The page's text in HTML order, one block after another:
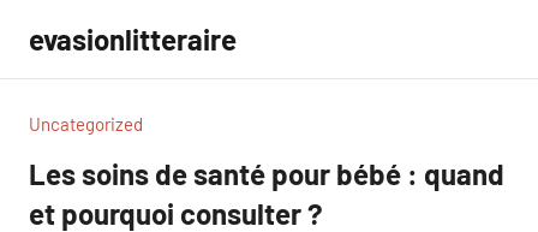
contenu
evasionlitteraire
Uncategorized
Les soins de santé pour bébé : quand
et pourquoi consulter ?